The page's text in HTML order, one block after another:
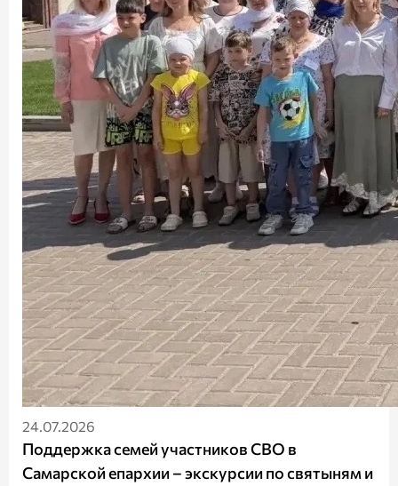
24.07.2026
Поддержка семей участников СВО в
Самарской епархии – экскурсии по святыням и